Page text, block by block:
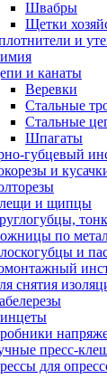
Швабры
Щетки
и
и канаты
Веревки
Стальные
Стальные
Шпагаты
губцевый
и
и щипцы
по
и
снятия
пресс-
для